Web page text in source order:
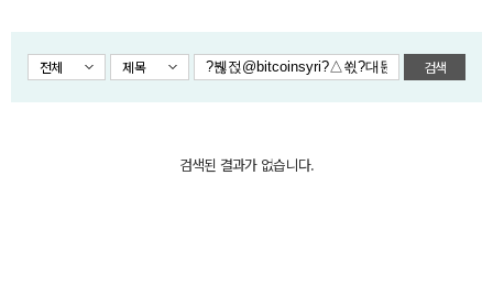
전체 제목 검색
검색된 결과가 없습니다.